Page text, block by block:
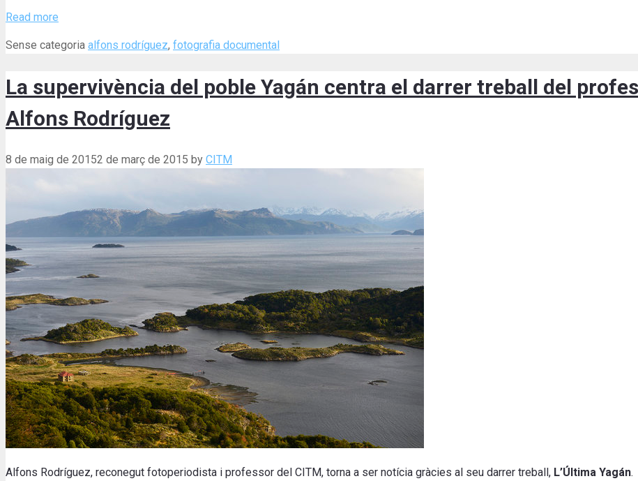
Read more
Categories
Sense categoria Tags
alfons rodríguez, fotografia documental
La supervivència del poble Yagán centra el darrer treball del
Alfons Rodríguez
8 de maig de 20152 de març de 2015 by CITM
Alfons Rodríguez, reconegut fotoperiodista i professor del CITM, torna a ser notícia gràcies al seu darrer treball, L’Última Yagán.